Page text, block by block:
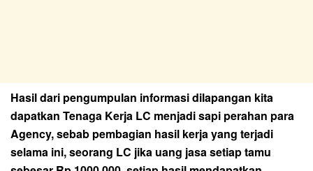
Hasil dari pengumpulan informasi dilapangan kita
dapatkan Tenaga Kerja LC menjadi sapi perahan para
Agency, sebab pembagian hasil kerja yang terjadi
selama ini, seorang LC jika uang jasa setiap tamu